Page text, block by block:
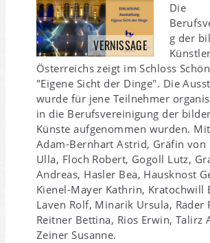
VERNISSAGE
Die
g der
Künstler
Österreichs zeigt im Schloss
"Eigene Sicht der Dinge". Die
wurde für jene Teilnehmer
in die Berufsvereinigung der
Künste aufgenommen wurden.
Adam-Bernhart Astrid, Gräfin von
Ulla, Floch Robert, Gogoll Lutz,
Andreas, Hasler Bea, Hausknost
Kienel-Mayer Kathrin, Kratochwill
Laven Rolf, Minarik Ursula, Rader
Reitner Bettina, Rios Erwin, Talirz
Zeiner Susanne.